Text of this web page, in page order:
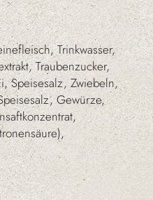
Trinkwasser,
Traubenzucker,
Speisesalz, Zwiebeln,
Gewürze,